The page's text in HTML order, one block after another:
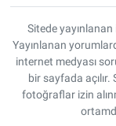
Sitede
Yayınlanan
internet medyası
bir sayfada açılır.
fotoğraflar izin